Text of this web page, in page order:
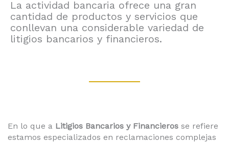
La actividad bancaria ofrece una gran
cantidad de productos y servicios que
conllevan una considerable variedad de
litigios bancarios y financieros.
En lo que a Litigios Bancarios y Financieros se refiere
estamos especializados en reclamaciones complejas